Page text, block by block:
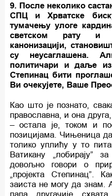
9. После неколико
СПЦ и Хрватске
тумачењу улоге
светском рату и
канонизацији,
су неусаглашена.
политичари и даље
Степинац бити
Ви очекујете, Ваше
Као што је познато,
православна, и она
– остала је, током и
позицијама. Чињеница
толико уплићу у то
Ватикану „лобирају”
довољно говори о
„пројекта Степинац”.
заиста не могу да знам.
папа другачије